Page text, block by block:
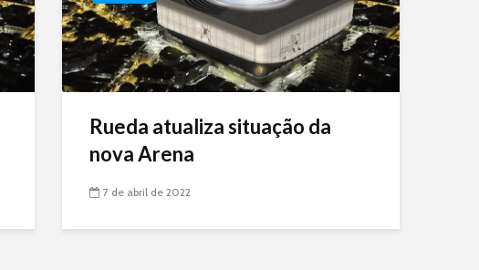
Rueda atualiza situação da
nova Arena
7 de abril de 2022